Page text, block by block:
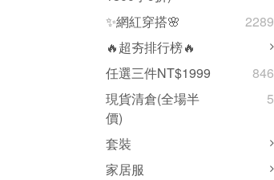
✨網紅穿搭🌸
2289
🔥超夯排行榜🔥
任選三件NT$1999
846
現貨清倉(全場半
價)
5
套裝
家居服